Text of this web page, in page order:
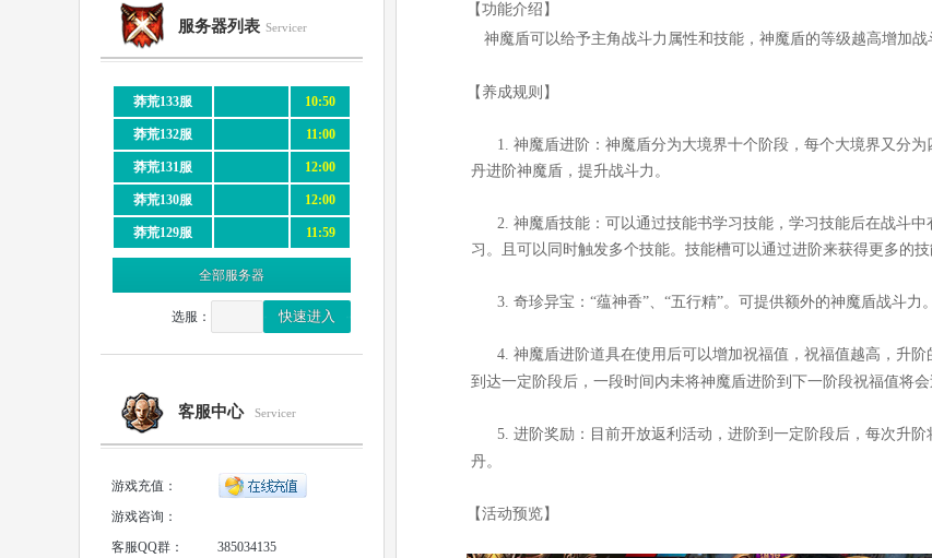
服务器列表 Servicer
莽荒133服 10:50
莽荒132服 11:00
莽荒131服 12:00
莽荒130服 12:00
莽荒129服 11:59
全部服务器
选服：
客服中心 Servicer
游戏充值：
游戏咨询：
客服QQ群：
385034135
【功能介绍】
神魔盾可以给予主角战斗力属性和技能，神魔盾的等级越高增加战
【养成规则】
1. 神魔盾进阶：神魔盾分为大境界十个阶段，每个大境界又分
丹进阶神魔盾，提升战斗力。
2. 神魔盾技能：可以通过技能书学习技能，学习技能后在战斗
习。且可以同时触发多个技能。技能槽可以通过进阶来获得更多的技
3. 奇珍异宝：“蕴神香”、“五行精”。可提供额外的神魔盾战斗力。
4. 神魔盾进阶道具在使用后可以增加祝福值，祝福值越高，升
到达一定阶段后，一段时间内未将神魔盾进阶到下一阶段祝福值将会
5. 进阶奖励：目前开放返利活动，进阶到一定阶段后，每次升阶
丹。
【活动预览】